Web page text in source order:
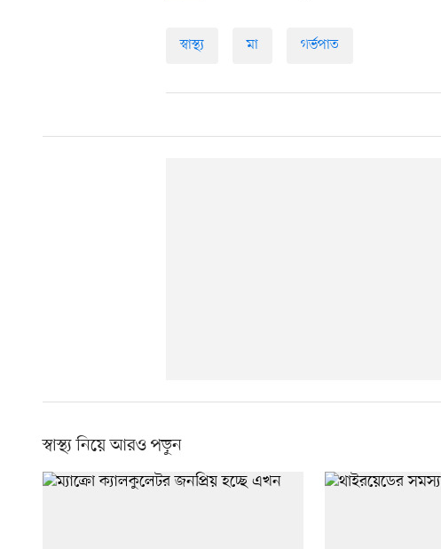
স্বাস্থ্য মা গর্ভপাত
স্বাস্থ্য নিয়ে আরও পড়ুন